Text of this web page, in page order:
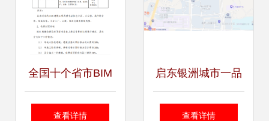
全国十个省市BIM
服务定价标准汇总
查看详情
启东银洲城市一品
引领未来生活方式
查看详情